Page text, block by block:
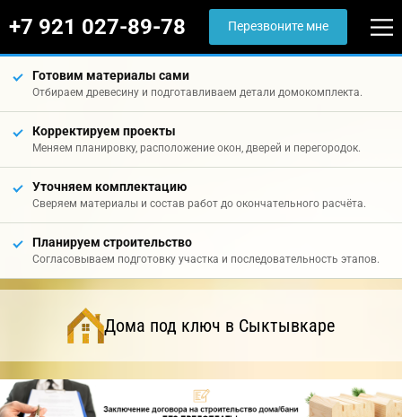
+7 921 027-89-78 Перезвоните мне
Готовим материалы сами
Отбираем древесину и подготавливаем детали домокомплекта.
Корректируем проекты
Меняем планировку, расположение окон, дверей и перегородок.
Уточняем комплектацию
Сверяем материалы и состав работ до окончательного расчёта.
Планируем строительство
Согласовываем подготовку участка и последовательность этапов.
Дома под ключ в Сыктывкаре